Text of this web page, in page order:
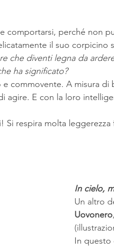
comportarsi, perché non
il suo corpicino
che diventi legna da
ha significato?
agire. E con la loro
respira molta leggerezza
In cielo,
Un altro
Uovonero
In questo